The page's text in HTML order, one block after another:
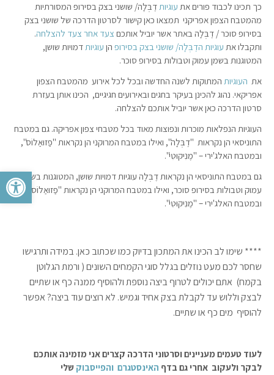
פתח
כך תכינו לכבוד פורים את עוגיותדֶבְּלָה/ שושני בצק בסירופ המסורתיות
מהמטבח הצפון אפריקני תמצאו כאן קישור לסרטון הדרכה של שושני בצק
בסירופ סוכר / דֶבְּלָה באתר אשר יוביל אותכם צעד אחר צעד להצלחה.
ותקבלו את עוגיות הדֶבְּלָה/ שושני בצק בסירופ הן עוגיותדמויות שושן,
המטוגנות בשמן עמוק וטבולות בסירופ סוכר.
את העוגיות המתוקות לשנה החדשה ובכל לכל אירוע מהמטבח הצפון
אפריקאי. נהוג להכינן בעיקר בחגים ובאירועים חגיגיים, הכינו אותן בעזרת
סרטון הדרכה כאן אשר יוביל אותכם להצלחה.
העוגיות הנפלאות מוכרות ונפוצות מאוד בכל מטבחי צפון אפריקה. גם במטבח
התוניסאי הן נקראות "דֶבְּלָה", ואילו במטבח המרוקני הן נקראות "פַזוּאַלוֹס",
ובמטבח האלג'ירי – "מֶנִיקוּטִי".
גם במטבח התוניסאי הן נקראות דֶבְּלָה עוגיות דמויות שושן, המטוגנות בשמן
עמוק וטבולות בסירופ סוכר, ואילו במטבח המרוקני הן נקראות "פַזוּאַלוֹס",
ובמטבח האלג'ירי – "מֶנִיקוּטִי".
**** שימו לב הכינו את המתכון בדיוק כמו שכתוב כאן. במידה ותרגישו
שחסר לכם מעט נוזלים בגלל סוגי הקמחים השונים ( ורמת הגלוטן
בקמח) אתם יכולים לטרוף ביצה נוספת ולהוסיף ממנה כף או שתיים
לבצק וללוש עד לקבלת בצק אחיד וגמיש. לא רוצים עוד ביצה? אפשר
להוסיף מים כף או שתיים.
לעוד טעמים מעניינים וסרטוני הדרכה קצרים אני מזמינה אותכם
לבקר ולעקוב אחרי גם בדף האינסטגרם והפייסבוק שלי